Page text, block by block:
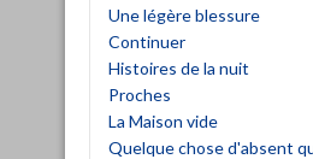
Une légère blessure
Continuer
Histoires de la nuit
Proches
La Maison vide
Quelque chose d'absent